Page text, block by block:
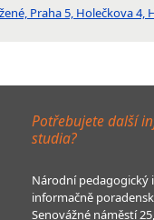
Praha 5, Holečkova 4,
Potřebujete další
studia?
Národní pedagogický
informačně
Senovážné náměstí